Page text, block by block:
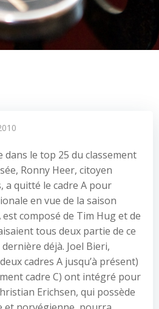
dans le top 25 du classement
Ronny Heer, citoyen
a quitté le cadre A pour
en vue de la saison
est composé de Tim Hug et de
tous deux partie de ce
déjà. Joel Bieri,
cadres A jusqu’à présent)
cadre C) ont intégré pour
Erichsen, qui possède